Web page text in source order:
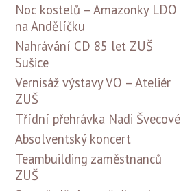
Noc kostelů – Amazonky LDO
na Andělíčku
Nahrávání CD 85 let ZUŠ
Sušice
Vernisáž výstavy VO – Ateliér
ZUŠ
Třídní přehrávka Nadi Švecové
Absolventský koncert
Teambuilding zaměstnanců
ZUŠ